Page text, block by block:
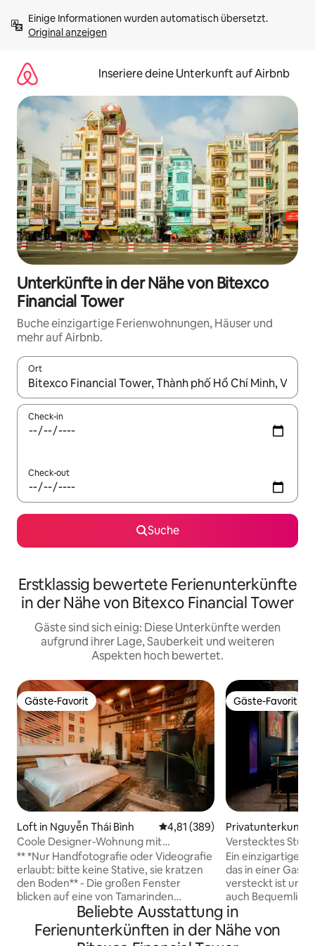
Inhalten
springenOriginal anzeigen
Inseriere deine Unterkunft auf Airbnb
Unterkünfte in der Nähe von Bitexco
Financial Tower
Buche einzigartige Ferienwohnungen, Häuser und
mehr auf Airbnb.
Ort
Wenn Ergebnisse verfügbar sind, navigiere mit den
Check-in
Check-out
Suche
Erstklassig bewertete Ferienunterkünfte
in der Nähe von Bitexco Financial Tower
Gäste sind sich einig: Diese Unterkünfte werden
aufgrund ihrer Lage, Sauberkeit und weiteren
Aspekten hoch bewertet.
Gäste-Favorit
Gäste-Favorit
Loft in Nguyễn Thái Bình Durchschnittliche Bewertung:
4,81 (389)
Coole Designer-Wohnung mit
atemberaubenden Retro-Details
** *Nur Handfotografie oder Videografie
erlaubt: bitte keine Stative, sie kratzen
den Boden** - Die großen Fenster
blicken auf eine von Tamarinden
gesäumte Straße und über die
französische Architektur aus der
Kolonialzeit, nur wenige Schritte vom
Gäste-Favorit
Gäste-Favorit
Privatunterkunft
Verstecktes
Saigon
Ein einzigartiges
das in einer
versteckt ist und
auch
Unterkunft
eines
gemütlichen
Beliebte Ausstattung in
Ferienunterkünften in der Nähe von